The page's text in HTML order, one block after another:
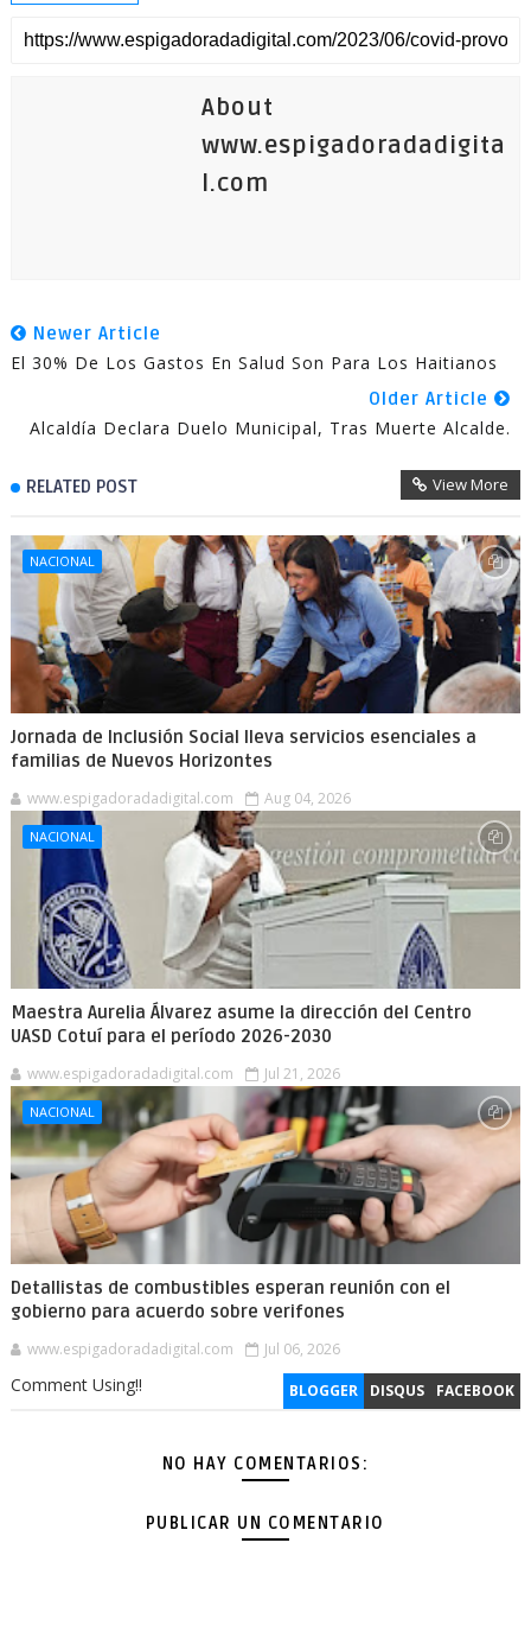
About
www.espigadoradadigita
l.com
Newer Article
El 30% De Los Gastos En Salud Son Para Los Haitianos
Older Article
Alcaldía Declara Duelo Municipal, Tras Muerte Alcalde.
RELATED POST View More
NACIONAL
Jornada de Inclusión Social lleva servicios esenciales a
familias de Nuevos Horizontes
www.espigadoradadigital.com Aug 04, 2026
NACIONAL
Maestra Aurelia Álvarez asume la dirección del Centro
UASD Cotuí para el período 2026-2030
www.espigadoradadigital.com Jul 21, 2026
NACIONAL
Detallistas de combustibles esperan reunión con el
gobierno para acuerdo sobre verifones
www.espigadoradadigital.com Jul 06, 2026
BLOGGER DISQUS FACEBOOK
Comment Using!!
NO HAY COMENTARIOS:
PUBLICAR UN COMENTARIO